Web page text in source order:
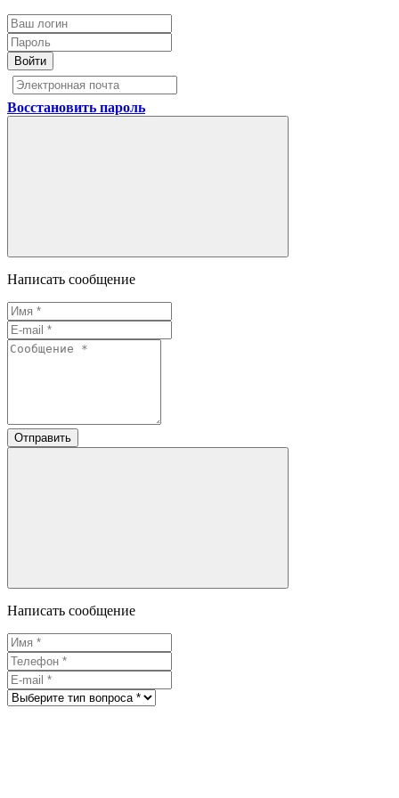
Войти
Восстановить пароль
Написать сообщение
Отправить
Написать сообщение